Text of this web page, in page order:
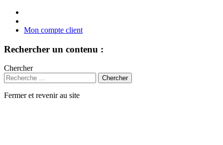
Mon compte client
Rechercher un contenu :
Chercher
Fermer et revenir au site